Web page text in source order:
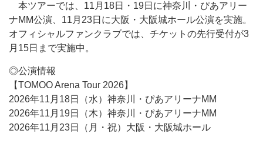
本ツアーでは、11月18日・19日に神奈川・ぴあアリー
ナMM公演、11月23日に大阪・大阪城ホール公演を実施。
オフィシャルファンクラブでは、チケットの先行受付が3
月15日まで実施中。
◎公演情報
【TOMOO Arena Tour 2026】
2026年11月18日（水）神奈川・ぴあアリーナMM
2026年11月19日（木）神奈川・ぴあアリーナMM
2026年11月23日（月・祝）大阪・大阪城ホール